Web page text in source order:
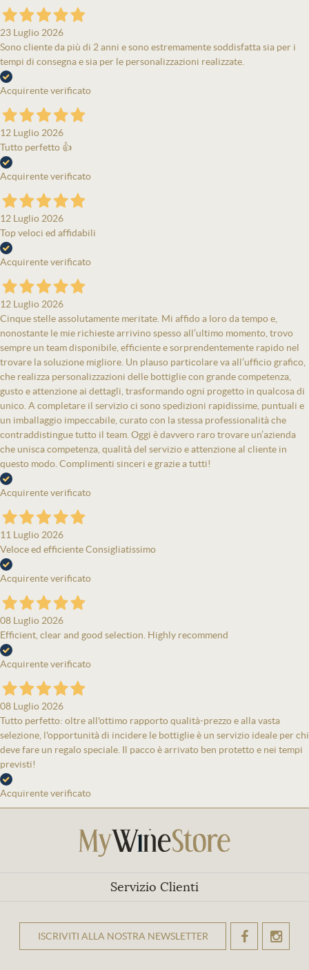
23 Luglio 2026
Sono cliente da più di 2 anni e sono estremamente soddisfatta sia per i
tempi di consegna e sia per le personalizzazioni realizzate.
Acquirente verificato
12 Luglio 2026
Tutto perfetto 👍
Acquirente verificato
12 Luglio 2026
Top veloci ed affidabili
Acquirente verificato
12 Luglio 2026
Cinque stelle assolutamente meritate. Mi affido a loro da tempo e,
nonostante le mie richieste arrivino spesso all’ultimo momento, trovo
sempre un team disponibile, efficiente e sorprendentemente rapido nel
trovare la soluzione migliore. Un plauso particolare va all’ufficio grafico,
che realizza personalizzazioni delle bottiglie con grande competenza,
gusto e attenzione ai dettagli, trasformando ogni progetto in qualcosa di
unico. A completare il servizio ci sono spedizioni rapidissime, puntuali e
un imballaggio impeccabile, curato con la stessa professionalità che
contraddistingue tutto il team. Oggi è davvero raro trovare un’azienda
che unisca competenza, qualità del servizio e attenzione al cliente in
questo modo. Complimenti sinceri e grazie a tutti!
Acquirente verificato
11 Luglio 2026
Veloce ed efficiente Consigliatissimo
Acquirente verificato
08 Luglio 2026
Efficient, clear and good selection. Highly recommend
Acquirente verificato
08 Luglio 2026
Tutto perfetto: oltre all'ottimo rapporto qualità-prezzo e alla vasta
selezione, l'opportunità di incidere le bottiglie è un servizio ideale per chi
deve fare un regalo speciale. Il pacco è arrivato ben protetto e nei tempi
previsti!
Acquirente verificato
Servizio Clienti
ISCRIVITI ALLA NOSTRA NEWSLETTEROK